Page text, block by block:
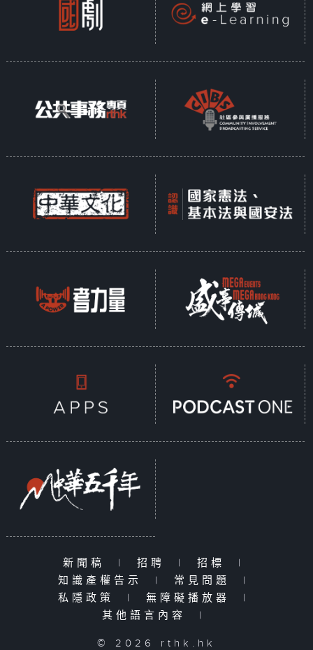
新聞稿 | 招聘 | 招標
|
知識產權告示
| 常見問題
|
私隱政策
| 無障礙播放器
|
其他語言內容
|
© 2026 rthk.hk